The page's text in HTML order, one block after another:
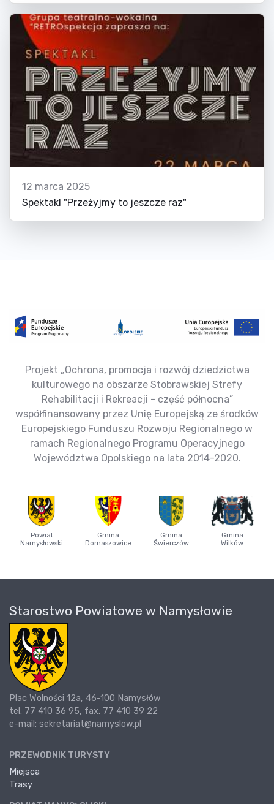
12 marca 2025
Spektakl "Przeżyjmy to jeszcze raz"
Projekt „Ochrona, promocja i rozwój dziedzictwa
kulturowego na obszarze Stobrawskiej Strefy
Rehabilitacji i Rekreacji - część północna”
współfinansowany przez Unię Europejską ze środków
Europejskiego Funduszu Rozwoju Regionalnego w
ramach Regionalnego Programu Operacyjnego
Województwa Opolskiego na lata 2014-2020.
Powiat
Namysłowski
Gmina
Domaszowice
Gmina
Świerczów
Gmina
Wilków
Starostwo Powiatowe w Namysłowie
Plac Wolności 12a, 46-100 Namysłów
tel. 77 410 36 95, fax. 77 410 39 22
e-mail: sekretariat@namyslow.pl
PRZEWODNIK TURYSTY
Miejsca
Trasy